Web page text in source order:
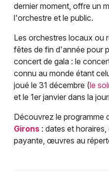
dernier moment, offre un
l'orchestre et le public.
Les orchestres locaux ou
fêtes de fin d'année pour
concert de gala : le
connu au monde étant
joué le 31 décembre (le
et le 1er janvier dans la
Découvrez le programme
Girons : dates et
payante, œuvres au